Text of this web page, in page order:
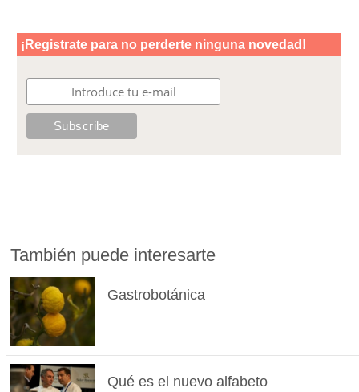
También puede interesarte
Gastrobotánica
Qué es el nuevo alfabeto